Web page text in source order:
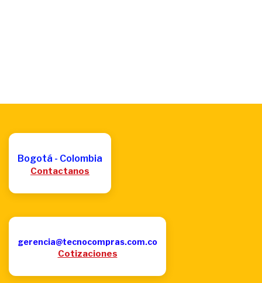
Bogotá - Colombia
Contactanos
gerencia@tecnocompras.com.co
Cotizaciones